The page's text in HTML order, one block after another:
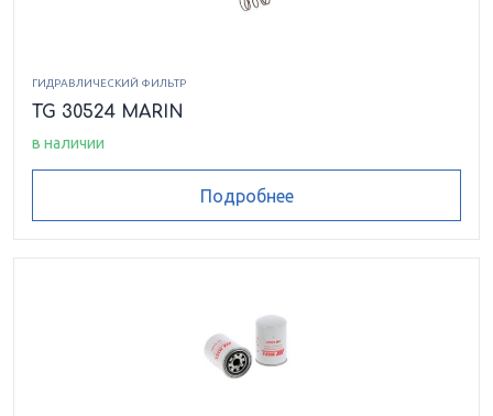
ГИДРАВЛИЧЕСКИЙ ФИЛЬТР
TG 30524 MARIN
в наличии
Подробнее